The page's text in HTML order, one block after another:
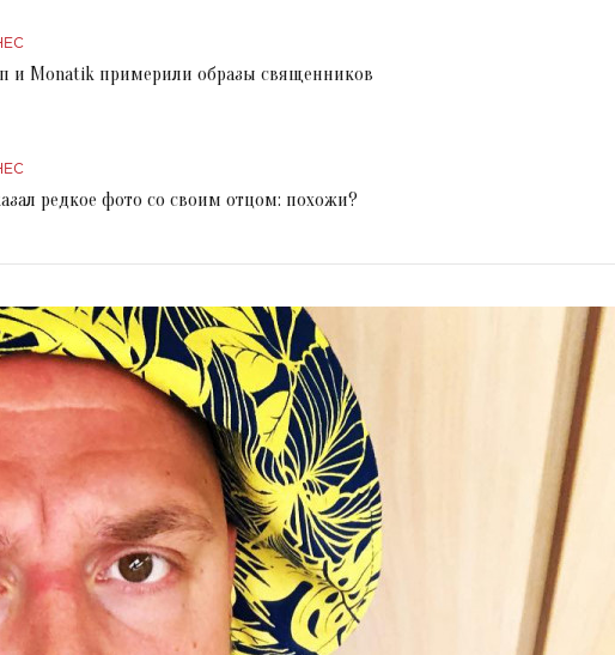
и Monatik примерили образы священников
редкое фото со своим отцом: похожи?